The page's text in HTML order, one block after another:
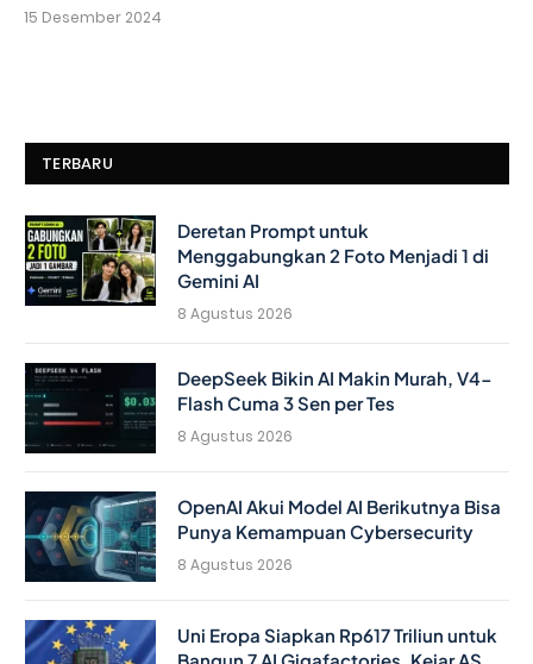
15 Desember 2024
TERBARU
Deretan Prompt untuk
Menggabungkan 2 Foto Menjadi 1 di
Gemini AI
8 Agustus 2026
DeepSeek Bikin AI Makin Murah, V4-
Flash Cuma 3 Sen per Tes
8 Agustus 2026
OpenAI Akui Model AI Berikutnya Bisa
Punya Kemampuan Cybersecurity
8 Agustus 2026
Uni Eropa Siapkan Rp617 Triliun untuk
Bangun 7 AI Gigafactories, Kejar AS